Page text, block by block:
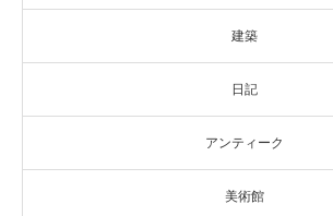
建築
日記
アンティーク
美術館